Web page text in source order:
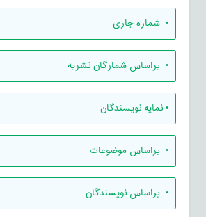
• شماره جاری
• براساس شمارگان نشریه
•نمایه نویسندگان
• براساس موضوعات
• براساس نویسندگان